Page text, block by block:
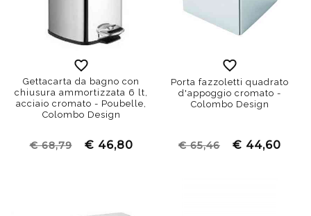
Gettacarta da bagno con
chiusura ammortizzata 6 lt,
acciaio cromato - Poubelle,
Colombo Design
€ 68,79 € 46,80
Porta fazzoletti quadrato
d'appoggio cromato -
Colombo Design
€ 65,46 € 44,60